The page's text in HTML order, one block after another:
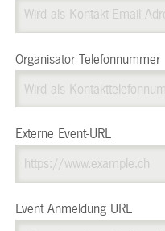
Organisator Telefonnummer
Externe Event-URL
Event Anmeldung URL